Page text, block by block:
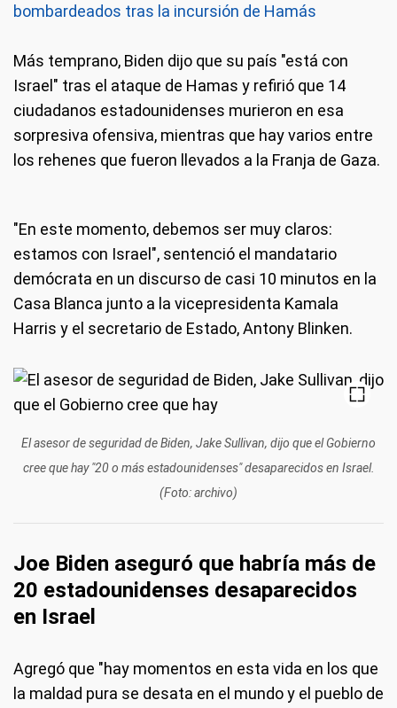
bombardeados tras la incursión de Hamás
Más temprano, Biden dijo que su país "está con
Israel" tras el ataque de Hamas y refirió que 14
ciudadanos estadounidenses murieron en esa
sorpresiva ofensiva, mientras que hay varios entre
los rehenes que fueron llevados a la Franja de Gaza.
"En este momento, debemos ser muy claros:
estamos con Israel", sentenció el mandatario
demócrata en un discurso de casi 10 minutos en la
Casa Blanca junto a la vicepresidenta Kamala
Harris y el secretario de Estado, Antony Blinken.
El asesor de seguridad de Biden, Jake Sullivan, dijo que el Gobierno
cree que hay "20 o más estadounidenses" desaparecidos en Israel.
(Foto: archivo)
Joe Biden aseguró que habría más de
20 estadounidenses desaparecidos
en Israel
Agregó que "hay momentos en esta vida en los que
la maldad pura se desata en el mundo y el pueblo de